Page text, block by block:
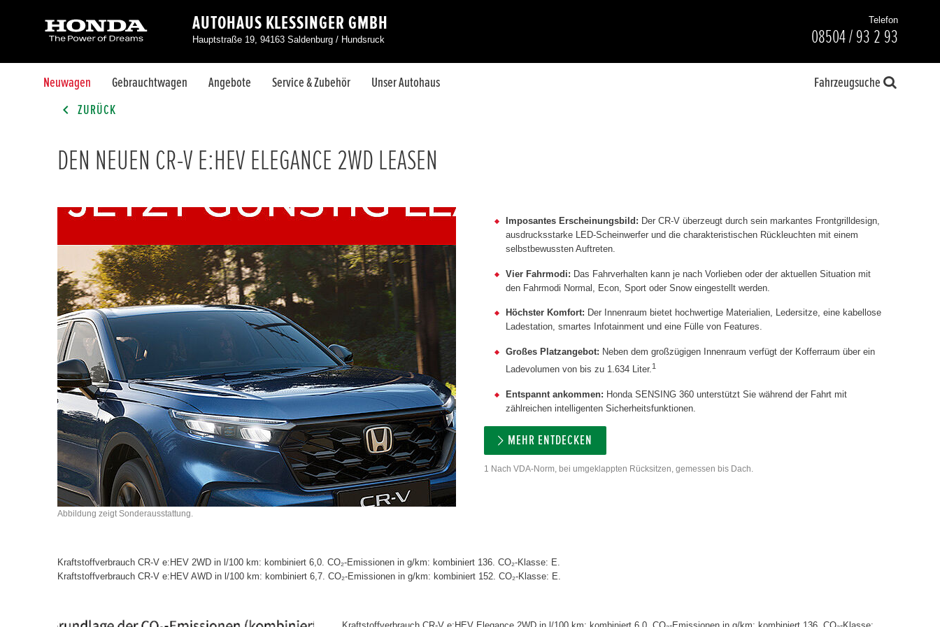
AUTOHAUS KLESSINGER GMBH
Hauptstraße 19, 94163 Saldenburg / Hundsruck
Telefon
08504 / 93 2 93
Neuwagen Gebrauchtwagen Angebote Service & Zubehör Unser Autohaus Fahrzeugsuche
ZURÜCK
DEN NEUEN CR-V E:HEV ELEGANCE 2WD LEASEN
Abbildung zeigt Sonderausstattung.
Imposantes Erscheinungsbild: Der CR-V überzeugt durch sein markantes Frontgrilldesign,
ausdrucksstarke LED-Scheinwerfer und die charakteristischen Rückleuchten mit einem
selbstbewussten Auftreten.
Vier Fahrmodi: Das Fahrverhalten kann je nach Vorlieben oder der aktuellen Situation mit
den Fahrmodi Normal, Econ, Sport oder Snow eingestellt werden.
Höchster Komfort: Der Innenraum bietet hochwertige Materialien, Ledersitze, eine kabellose
Ladestation, smartes Infotainment und eine Fülle von Features.
Großes Platzangebot: Neben dem großzügigen Innenraum verfügt der Kofferraum über ein
Ladevolumen von bis zu 1.634 Liter.1
Entspannt ankommen: Honda SENSING 360 unterstützt Sie während der Fahrt mit
zählreichen intelligenten Sicherheitsfunktionen.
MEHR ENTDECKEN
1 Nach VDA-Norm, bei umgeklappten Rücksitzen, gemessen bis Dach.
Kraftstoffverbrauch CR-V e:HEV 2WD in l/100 km: kombiniert 6,0. CO₂-Emissionen in g/km: kombiniert 136. CO₂-Klasse: E.
Kraftstoffverbrauch CR-V e:HEV AWD in l/100 km: kombiniert 6,7. CO₂-Emissionen in g/km: kombiniert 152. CO₂-Klasse: E.
Kraftstoffverbrauch CR-V e:HEV Elegance 2WD in l/100 km: kombiniert 6,0. CO₂-Emissionen in g/km: kombiniert 136. CO₂-Klasse: